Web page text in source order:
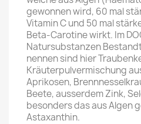
gewonnen wird, 60 mal
Vitamin C und 50 mal
Beta-Carotine wirkt. Im
Natursubstanzen
nennen sind hier
Kräuterpulvermischung
Aprikosen,
Beete, ausserdem Zink,
besonders das aus Algen
Astaxanthin.